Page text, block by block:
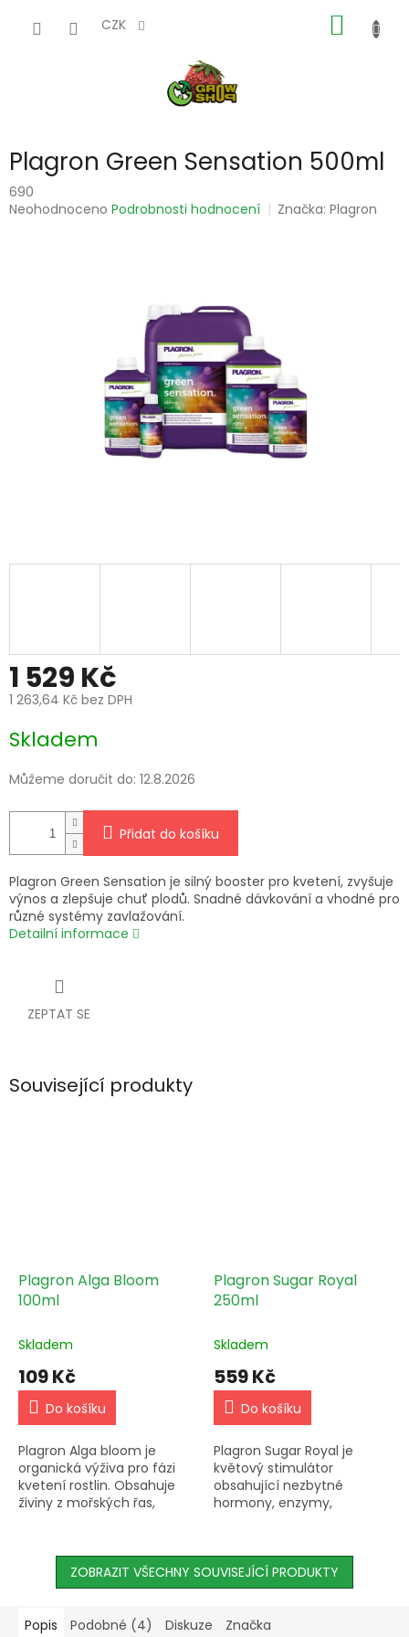
CZK
KOŠÍK
Plagron Green Sensation 500ml
690
Průměrné
Neohodnoceno Podrobnosti hodnocení Značka:Plagron
1 529 Kč
1 263,64 Kč bez DPH
cena:
Skladem
Můžeme doručit do: 12.8.2026
Přidat do košíku
Plagron Green Sensation je silný booster pro kvetení, zvyšuje
výnos a zlepšuje chuť plodů. Snadné dávkování a vhodné pro
různé systémy zavlažování.
Detailní informace
ZEPTAT SE
Související produkty
Plagron Alga Bloom
100ml
Skladem
109 Kč
Do košíku
Plagron Alga bloom je
organická výživa pro fázi
kvetení rostlin. Obsahuje
živiny z mořských řas,
rostliny před soli a
plísněmi,...
Plagron Sugar Royal
250ml
Skladem
559 Kč
Do košíku
Plagron Sugar Royal je
květový stimulátor
obsahující nezbytné
hormony, enzymy,
fáze květu. Pomáhá
aktivovat tvorbu složitých...
ZOBRAZIT VŠECHNY SOUVISEJÍCÍ PRODUKTY
Popis Podobné (4) Diskuze Značka